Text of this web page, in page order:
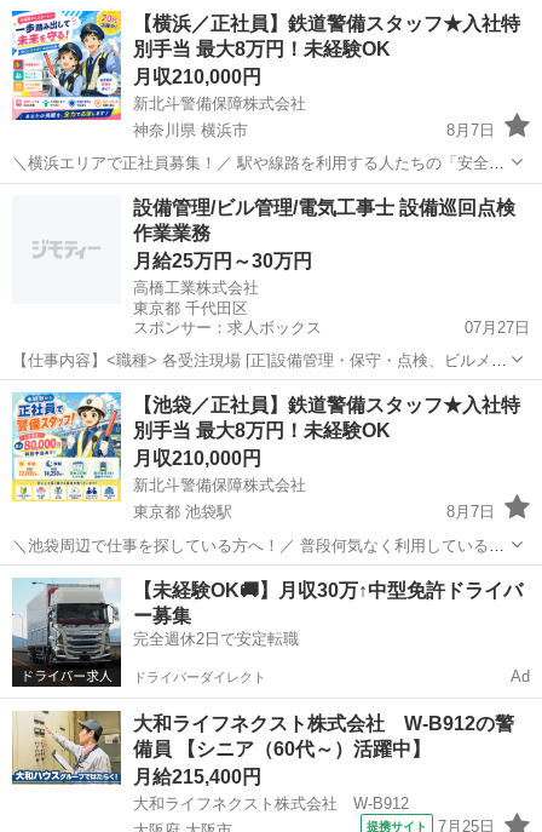
種】警備員・警備関連 【応募資格】 ・日本語ネイティブレベルの方に
限る【仕事内容】 ＼タク...
愛知 名古屋市 警備員
【横浜／正社員】鉄道警備スタッフ★入社特
別手当 最大8万円！未経験OK
月収210,000円
新北斗警備保障株式会社
神奈川県 横浜市
8月7日
＼横浜エリアで正社員募集！／ 駅や線路を利用する人たちの「安全」
を守る仕事です。 駅のリニューアルや線路設備の更新、再開発に伴う
工事など、鉄道関連の現場で活躍していただきます。 未経験の方も大
横浜市 警備員 未経験
設備管理/ビル管理/電気工事士 設備巡回点検
作業業務
月給25万円～30万円
高橋工業株式会社
東京都 千代田区
スポンサー：求人ボックス
07月27日
【仕事内容】<職種> 各受注現場 [正]設備管理・保守・点検、ビルメン
テナンス・管理、電気工事士 <雇用形態> 正社員 <給与> [正]月給25万
円～30万円 交通費:一部支給 月上限:3万円(実費支給) 月給:25万円～30
万円...
正社員
【池袋／正社員】鉄道警備スタッフ★入社特
別手当 最大8万円！未経験OK
月収210,000円
新北斗警備保障株式会社
東京都 池袋駅
8月7日
＼池袋周辺で仕事を探している方へ！／ 普段何気なく利用している駅
や線路。 その「当たり前」を支えているのが、今回募集する鉄道工事
の警備スタッフです。 駅のリニューアルや線路設備の更新工事など
で、歩行者や車両の誘...
東京 豊島区 池袋駅 警備員 未経験
【未経験OK🚚】月収30万↑中型免許ドライバ
ー募集
完全週休2日で安定転職
ドライバーダイレクト Ad
大和ライフネクスト株式会社 W-B912の警
備員 【シニア（60代～）活躍中】
月給215,400円
大和ライフネクスト株式会社 W-B912
提携サイト 7月25日